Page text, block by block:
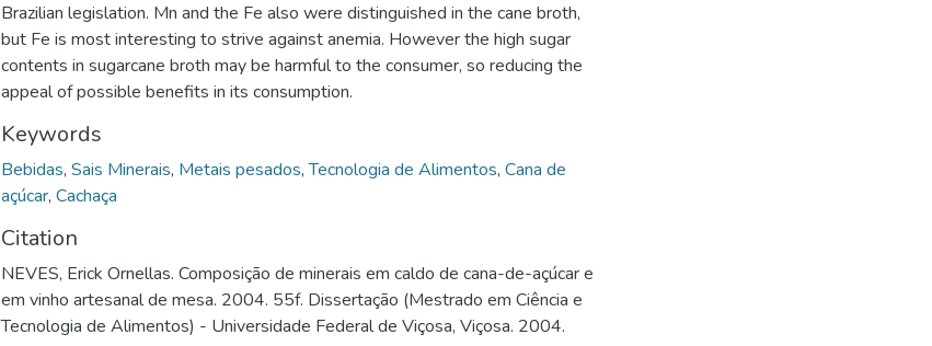
Brazilian legislation. Mn and the Fe also were distinguished in the cane broth,
but Fe is most interesting to strive against anemia. However the high sugar
contents in sugarcane broth may be harmful to the consumer, so reducing the
appeal of possible benefits in its consumption.
Keywords
Bebidas, Sais Minerais, Metais pesados,Tecnologia de Alimentos, Cana de
açúcar, Cachaça
Citation
NEVES, Erick Ornellas. Composição de minerais em caldo de cana-de-açúcar e
em vinho artesanal de mesa. 2004. 55f. Dissertação (Mestrado em Ciência e
Tecnologia de Alimentos) - Universidade Federal de Viçosa, Viçosa. 2004.